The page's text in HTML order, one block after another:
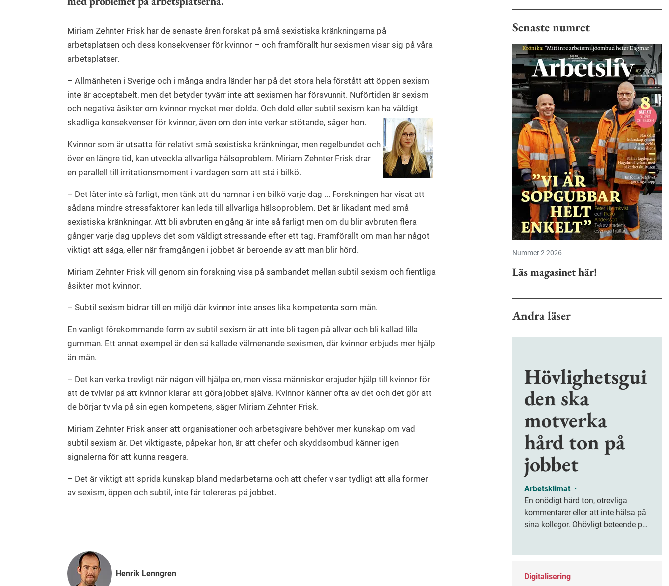
Miriam Zehnter Frisk har de senaste åren forskat på små sexistiska kränkningarna på
arbetsplatsen och dess konsekvenser för kvinnor – och framförallt hur sexismen visar sig på våra
arbetsplatser.
– Allmänheten i Sverige och i många andra länder har på det stora hela förstått att öppen sexism
inte är acceptabelt, men det betyder tyvärr inte att sexismen har försvunnit. Nuförtiden är sexism
och negativa åsikter om kvinnor mycket mer dolda. Och dold eller subtil sexism kan ha väldigt
skadliga konsekvenser för kvinnor, även om den inte verkar stötande, säger hon.
Kvinnor som är utsatta för relativt små sexistiska kränkningar, men regelbundet och
över en längre tid, kan utveckla allvarliga hälsoproblem. Miriam Zehnter Frisk drar
en parallell till irritationsmoment i vardagen som att stå i bilkö.
– Det låter inte så farligt, men tänk att du hamnar i en bilkö varje dag ... Forskningen har visat att
sådana mindre stressfaktorer kan leda till allvarliga hälsoproblem. Det är likadant med små
sexistiska kränkningar. Att bli avbruten en gång är inte så farligt men om du blir avbruten flera
gånger varje dag upplevs det som väldigt stressande efter ett tag. Framförallt om man har något
viktigt att säga, eller när framgången i jobbet är beroende av att man blir hörd.
Miriam Zehnter Frisk vill genom sin forskning visa på sambandet mellan subtil sexism och fientliga
åsikter mot kvinnor.
– Subtil sexism bidrar till en miljö där kvinnor inte anses lika kompetenta som män.
En vanligt förekommande form av subtil sexism är att inte bli tagen på allvar och bli kallad lilla
gumman. Ett annat exempel är den så kallade välmenande sexismen, där kvinnor erbjuds mer hjälp
än män.
– Det kan verka trevligt när någon vill hjälpa en, men vissa människor erbjuder hjälp till kvinnor för
att de tvivlar på att kvinnor klarar att göra jobbet själva. Kvinnor känner ofta av det och det gör att
de börjar tvivla på sin egen kompetens, säger Miriam Zehnter Frisk.
Miriam Zehnter Frisk anser att organisationer och arbetsgivare behöver mer kunskap om vad
subtil sexism är. Det viktigaste, påpekar hon, är att chefer och skyddsombud känner igen
signalerna för att kunna reagera.
– Det är viktigt att sprida kunskap bland medarbetarna och att chefer visar tydligt att alla former
av sexism, öppen och subtil, inte får tolereras på jobbet.
Henrik Lenngren
Senaste numret
Nummer 2 2026
Läs magasinet här!
Andra läser
Hövlighetsgui
den ska
motverka
hård ton på
jobbet
Arbetsklimat •
En onödigt hård ton, otrevliga
kommentarer eller att inte hälsa på
sina kollegor. Ohövligt beteende på
förebygga ohövligt beteende på
Digitalisering